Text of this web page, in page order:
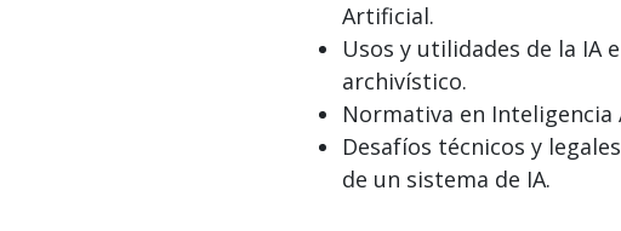
Artificial.
Usos y utilidades de la IA
archivístico.
Normativa en Inteligencia
Desafíos técnicos y
de un sistema de IA.